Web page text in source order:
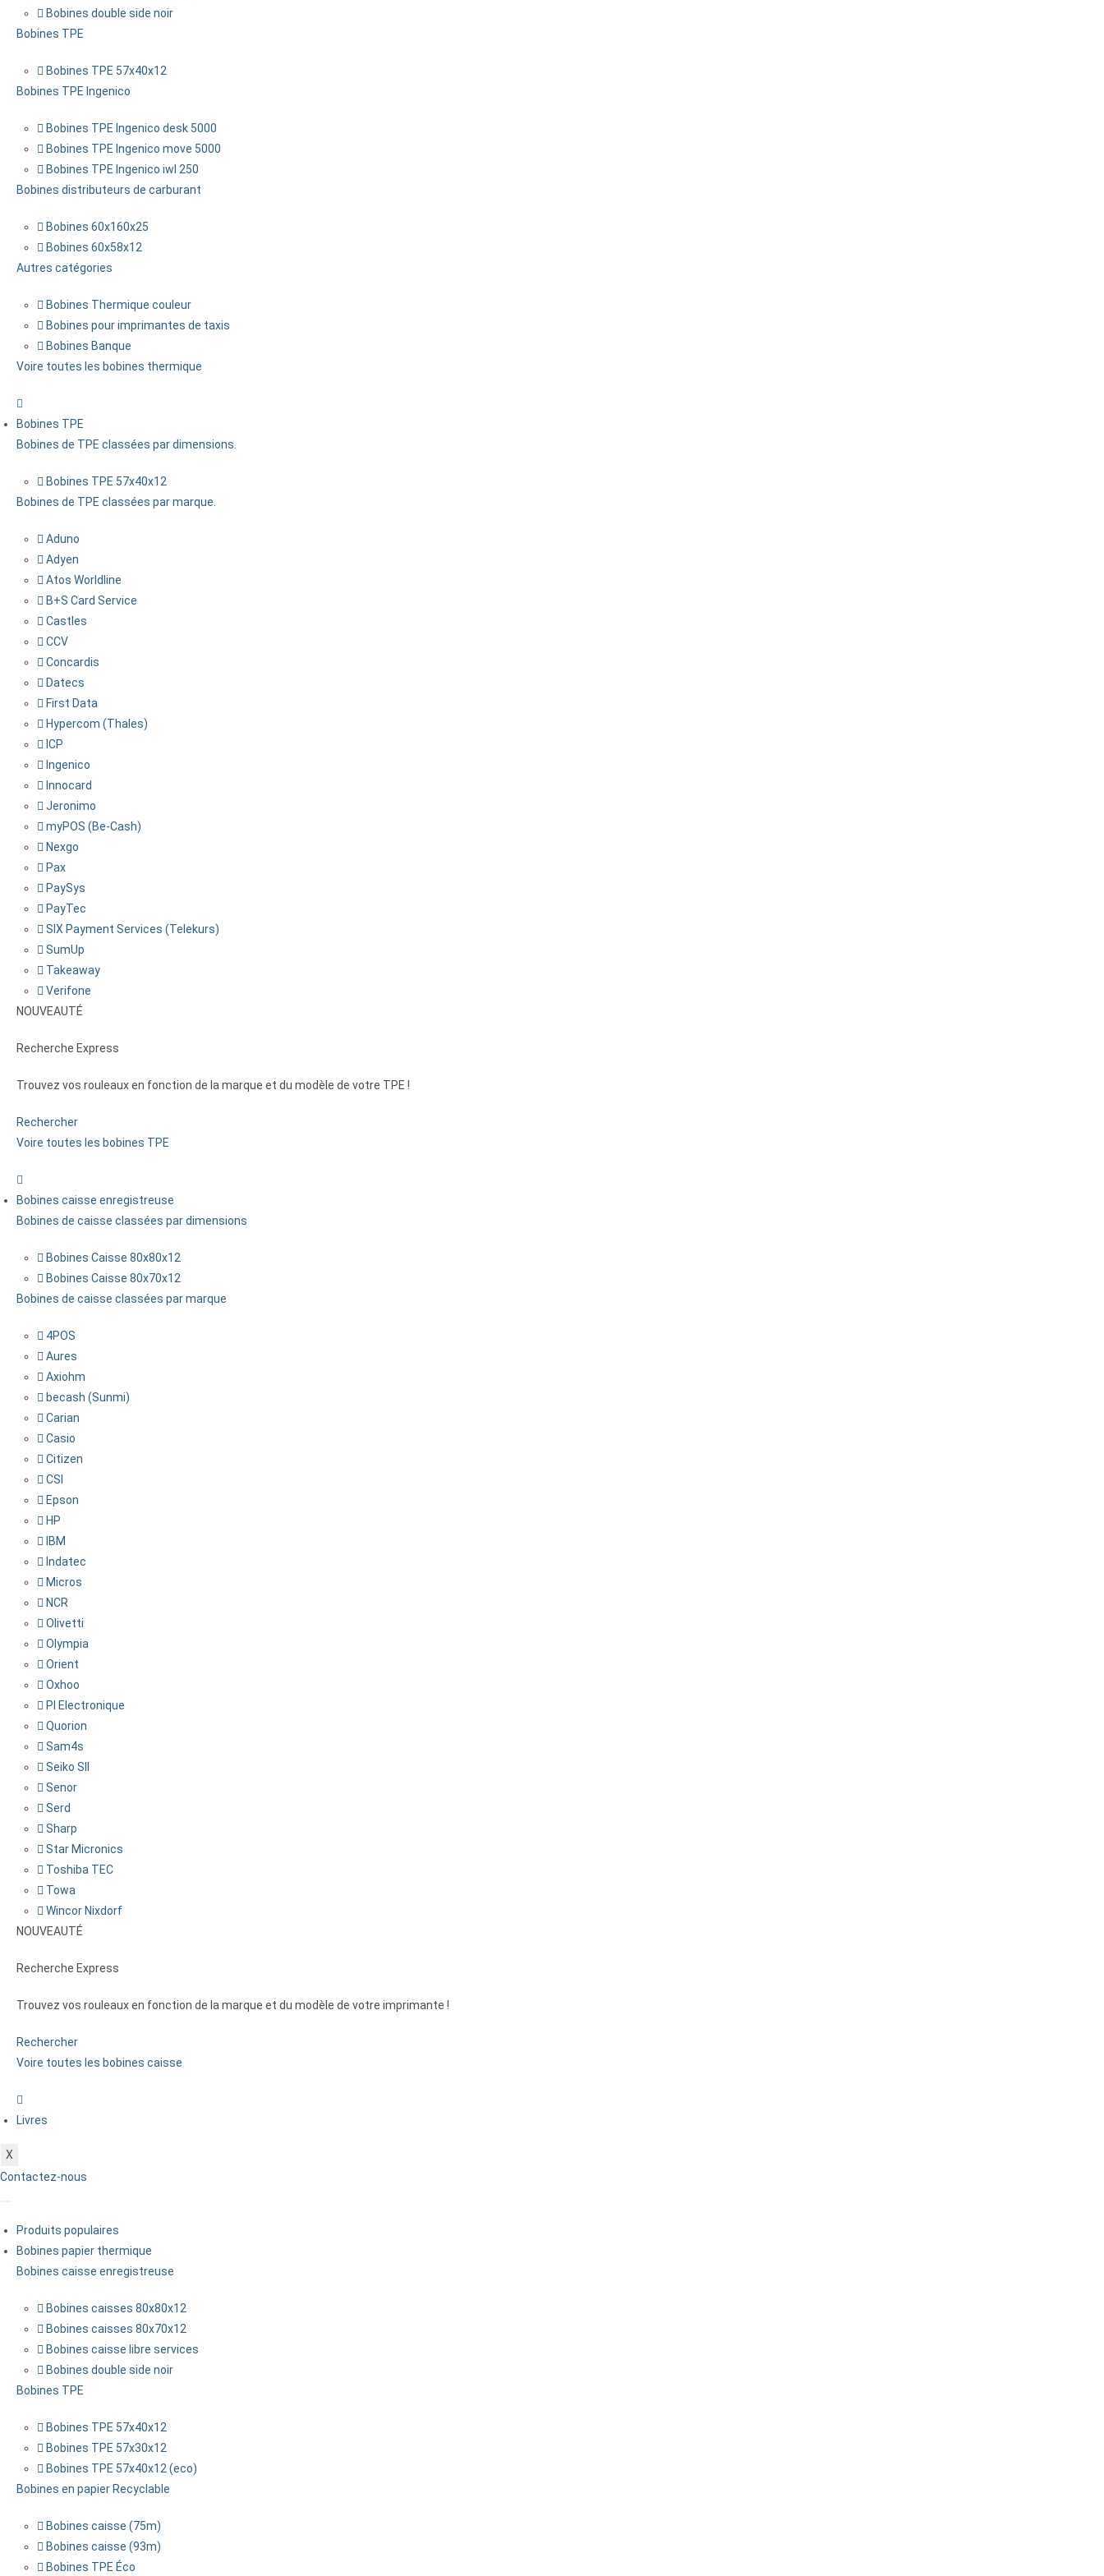
Bobines double side noir
Bobines TPE
Bobines TPE 57x40x12
Bobines TPE Ingenico
Bobines TPE Ingenico desk 5000
Bobines TPE Ingenico move 5000
Bobines TPE Ingenico iwl 250
Bobines distributeurs de carburant
Bobines 60x160x25
Bobines 60x58x12
Autres catégories
Bobines Thermique couleur
Bobines pour imprimantes de taxis
Bobines Banque
Voire toutes les bobines thermique
Bobines TPE
Bobines de TPE classées par dimensions.
Bobines TPE 57x40x12
Bobines de TPE classées par marque.
Aduno
Adyen
Atos Worldline
B+S Card Service
Castles
CCV
Concardis
Datecs
First Data
Hypercom (Thales)
ICP
Ingenico
Innocard
Jeronimo
myPOS (Be-Cash)
Nexgo
Pax
PaySys
PayTec
SIX Payment Services (Telekurs)
SumUp
Takeaway
Verifone
NOUVEAUTÉ
Recherche Express
Trouvez vos rouleaux en fonction de la marque et du modèle de votre TPE !
Rechercher
Voire toutes les bobines TPE
Bobines caisse enregistreuse
Bobines de caisse classées par dimensions
Bobines Caisse 80x80x12
Bobines Caisse 80x70x12
Bobines de caisse classées par marque
4POS
Aures
Axiohm
becash (Sunmi)
Carian
Casio
Citizen
CSI
Epson
HP
IBM
Indatec
Micros
NCR
Olivetti
Olympia
Orient
Oxhoo
PI Electronique
Quorion
Sam4s
Seiko SII
Senor
Serd
Sharp
Star Micronics
Toshiba TEC
Towa
Wincor Nixdorf
NOUVEAUTÉ
Recherche Express
Trouvez vos rouleaux en fonction de la marque et du modèle de votre imprimante !
Rechercher
Voire toutes les bobines caisse
Livres
X
Contactez-nous
Produits populaires
Bobines papier thermique
Bobines caisse enregistreuse
Bobines caisses 80x80x12
Bobines caisses 80x70x12
Bobines caisse libre services
Bobines double side noir
Bobines TPE
Bobines TPE 57x40x12
Bobines TPE 57x30x12
Bobines TPE 57x40x12 (eco)
Bobines en papier Recyclable
Bobines caisse (75m)
Bobines caisse (93m)
Bobines TPE Éco